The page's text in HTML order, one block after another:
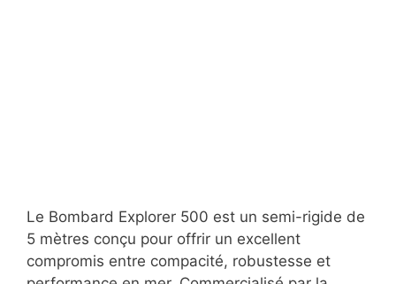
Le Bombard Explorer 500 est un semi-rigide de
5 mètres conçu pour offrir un excellent
compromis entre compacité, robustesse et